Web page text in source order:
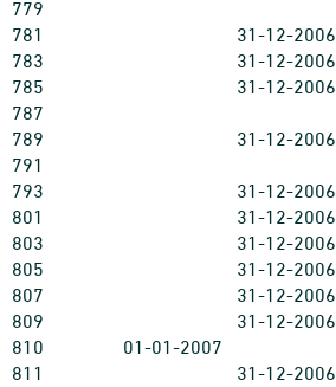
779
781
31-12-2006
783
31-12-2006
785
31-12-2006
787
789
31-12-2006
791
793
31-12-2006
801
31-12-2006
803
31-12-2006
805
31-12-2006
807
31-12-2006
809
31-12-2006
810
01-01-2007
811
31-12-2006